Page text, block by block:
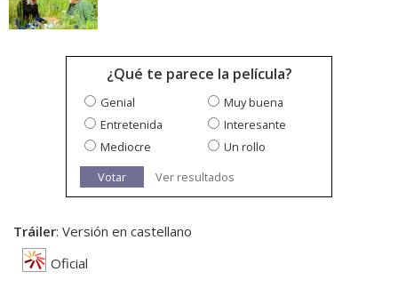
¿Qué te parece la película?
Genial
Muy buena
Entretenida
Interesante
Mediocre
Un rollo
Votar
Ver resultados
Tráiler: Versión en castellano
Oficial